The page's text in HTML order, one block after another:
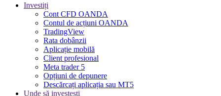
Investiți
Cont CFD OANDA
Contul de acțiuni OANDA
TradingView
Rata dobânzii
Aplicație mobilă
Client profesional
Meta trader 5
Opțiuni de depunere
Descărcați aplicația sau MT5
Unde să investești